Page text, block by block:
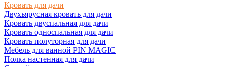
Кровать для дачи
Двухъярусная кровать для дачи
Кровать двуспальная для дачи
Кровать односпальная для дачи
Кровать полуторная для дачи
Мебель для ванной PIN MAGIC
Полка настенная для дачи